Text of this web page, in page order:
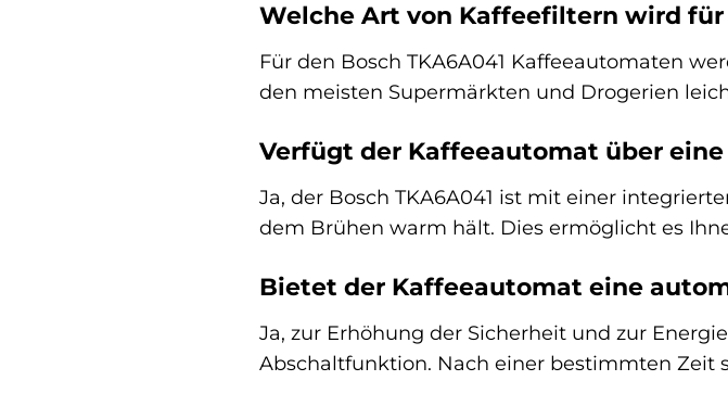
Welche Art von Kaffeefiltern wird
Für den Bosch TKA6A041 Kaffeeautomaten
den meisten Supermärkten und Drogerien
Verfügt der Kaffeeautomat über
Ja, der Bosch TKA6A041 ist mit einer
dem Brühen warm hält. Dies ermöglicht es
Bietet der Kaffeeautomat eine
Ja, zur Erhöhung der Sicherheit und zur
Abschaltfunktion. Nach einer bestimmten Zeit